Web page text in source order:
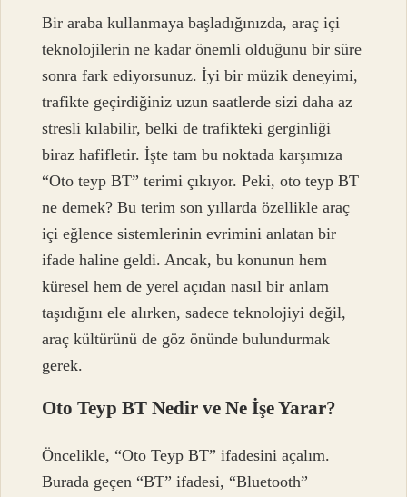
Bir araba kullanmaya başladığınızda, araç içi
teknolojilerin ne kadar önemli olduğunu bir süre
sonra fark ediyorsunuz. İyi bir müzik deneyimi,
trafikte geçirdiğiniz uzun saatlerde sizi daha az
stresli kılabilir, belki de trafikteki gerginliği
biraz hafifletir. İşte tam bu noktada karşımıza
“Oto teyp BT” terimi çıkıyor. Peki, oto teyp BT
ne demek? Bu terim son yıllarda özellikle araç
içi eğlence sistemlerinin evrimini anlatan bir
ifade haline geldi. Ancak, bu konunun hem
küresel hem de yerel açıdan nasıl bir anlam
taşıdığını ele alırken, sadece teknolojiyi değil,
araç kültürünü de göz önünde bulundurmak
gerek.
Oto Teyp BT Nedir ve Ne İşe Yarar?
Öncelikle, “Oto Teyp BT” ifadesini açalım.
Burada geçen “BT” ifadesi, “Bluetooth”